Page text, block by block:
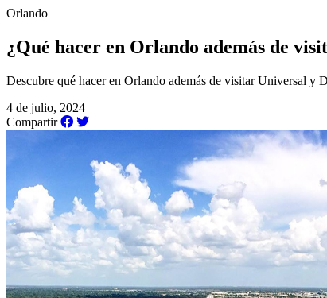
Orlando
¿Qué hacer en Orlando además de
Descubre qué hacer en Orlando además de visitar Universal y
4 de julio, 2024
Compartir